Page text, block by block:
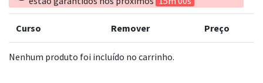
Curso Remover Preço
Nenhum produto foi incluído no carrinho.